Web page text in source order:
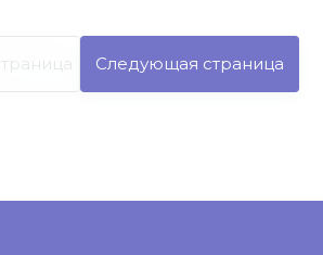
Следующая страница